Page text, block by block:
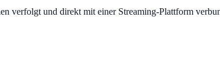
verfolgt und direkt mit einer Streaming-Plattform